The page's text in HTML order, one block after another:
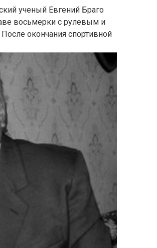
ученый Евгений Браго
восьмерки с рулевым и
окончания спортивной